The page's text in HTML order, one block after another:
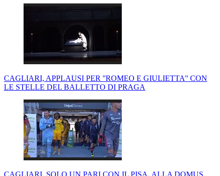
CAGLIARI, APPLAUSI PER ''ROMEO E GIULIETTA'' CON
LE STELLE DEL BALLETTO DI PRAGA